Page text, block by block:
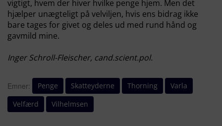
vigtigt, hvem der hiver hvilke penge hjem. Men det
hjælper unægteligt på velviljen, hvis ens bidrag ikke
bare tages for givet og deles ud med rund hånd og
gavmild mine.
Inger Schroll-Fleischer, cand.scient.pol.
Emner: Penge Skatteyderne Thorning
Varla
Velfærd
Vilhelmsen